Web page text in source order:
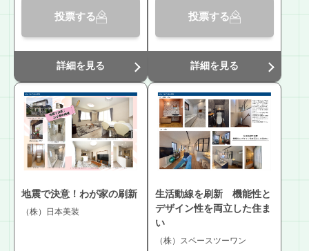
投票する
詳細を見る
投票する
詳細を見る
地震で決意！わが家の刷新
（株）日本美装
生活動線を刷新 機能性と
デザイン性を両立した住ま
い
（株）スペースツーワン